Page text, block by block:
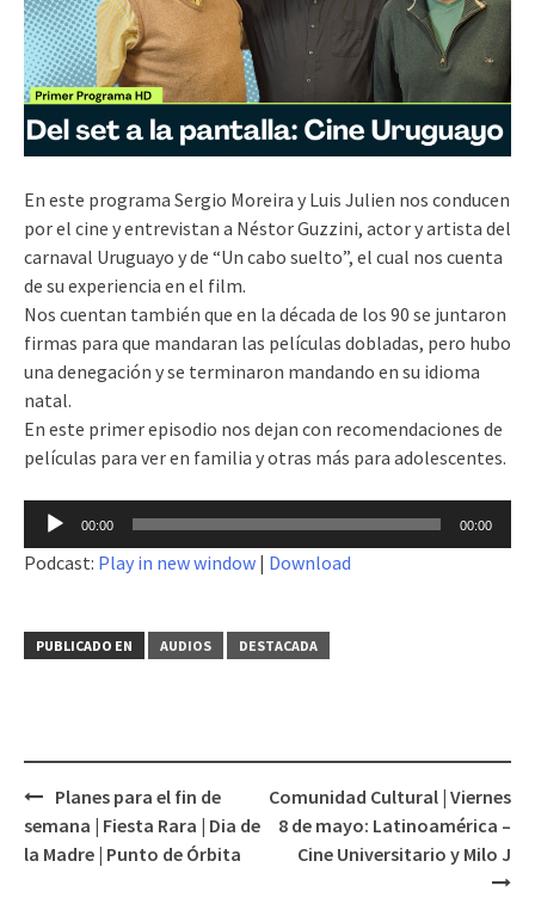
En este programa Sergio Moreira y Luis Julien nos conducen
por el cine y entrevistan a Néstor Guzzini, actor y artista del
carnaval Uruguayo y de “Un cabo suelto”, el cual nos cuenta
de su experiencia en el film.
Nos cuentan también que en la década de los 90 se juntaron
firmas para que mandaran las películas dobladas, pero hubo
una denegación y se terminaron mandando en su idioma
natal.
En este primer episodio nos dejan con recomendaciones de
películas para ver en familia y otras más para adolescentes.
Reproductor
audio
00:00 00:00
Podcast: Play in new window | Download
PUBLICADO EN AUDIOS DESTACADA
Navegación
de
entradas
Planes para el fin de
semana | Fiesta Rara | Dia de
la Madre | Punto de Órbita
Comunidad Cultural | Viernes
8 de mayo: Latinoamérica –
Cine Universitario y Milo J